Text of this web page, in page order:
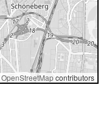
OpenStreetMapcontributors